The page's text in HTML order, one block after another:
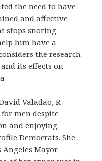
the need to have
and affective
stops snoring
him have a
the research
its effects on
Valadao, R
men despite
and enjoying
Democrats. She
Mayor